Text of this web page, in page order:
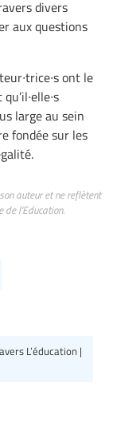
divers
aux questions
ont le
large au sein
fondée sur les
auteur et ne reflètent
l’Education.
L’éducation |